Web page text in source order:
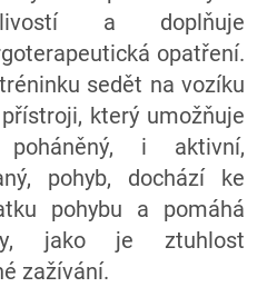
a doplňuje
opatření.
sedět na vozíku
který umožňuje
i aktivní,
pohyb, dochází ke
pohybu a pomáhá
jako je ztuhlost
zažívání.